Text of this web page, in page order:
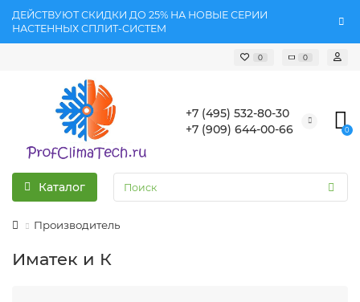
ДЕЙСТВУЮТ СКИДКИ ДО 25% НА НОВЫЕ СЕРИИ
НАСТЕННЫХ СПЛИТ-СИСТЕМ
0 0
+7 (495) 532-80-30
+7 (909) 644-00-66
0
Каталог
Производитель
Иматек и К